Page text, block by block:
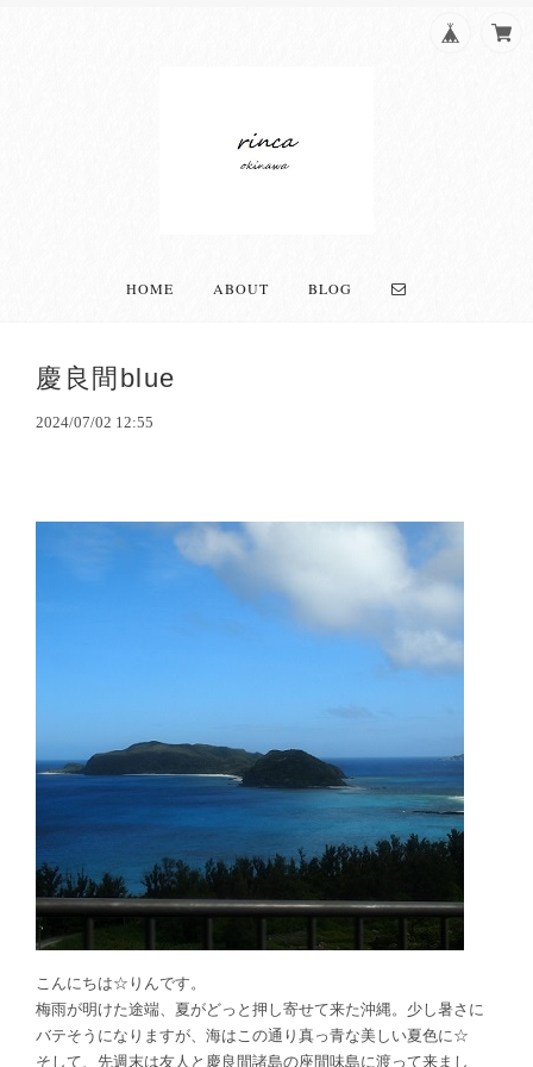
HOME ABOUT BLOG
慶良間blue
2024/07/02 12:55
こんにちは☆りんです。
梅雨が明けた途端、夏がどっと押し寄せて来た沖縄。少し暑さに
バテそうになりますが、海はこの通り真っ青な美しい夏色に☆
そして、先週末は友人と慶良間諸島の座間味島に渡って来まし